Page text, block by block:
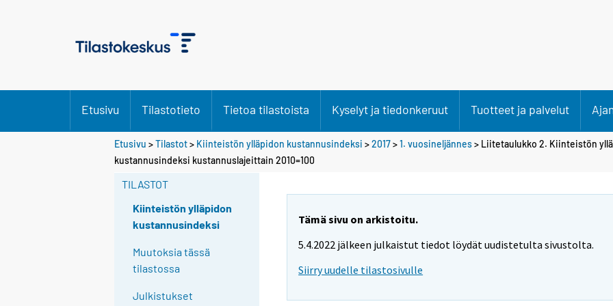
Etusivu Tilastotieto Tietoa tilastoista Kyselyt ja tiedonkeruut Tuotteet ja palvelut
Etusivu >Tilastot> Kiinteistön ylläpidon kustannusindeksi >2017>1. vuosineljännes> Liitetaulukko 2. Kiinteistön
kustannusindeksi kustannuslajeittain 2010=100
TILASTOT
Kiinteistön ylläpidon
kustannusindeksi
Muutoksia tässä
tilastossa
Julkistukset
Tämä sivu on arkistoitu.
5.4.2022 jälkeen julkaistut tiedot löydät uudistetulta sivustolta.
Siirry uudelle tilastosivulle